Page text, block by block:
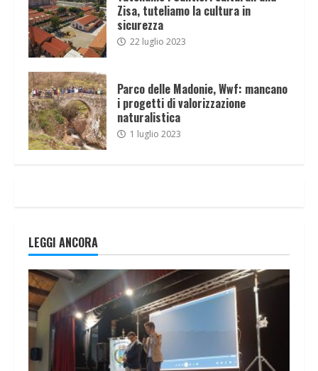
Zisa, tuteliamo la cultura in
sicurezza
22 luglio 2023
Parco delle Madonie, Wwf: mancano
i progetti di valorizzazione
naturalistica
1 luglio 2023
LEGGI ANCORA